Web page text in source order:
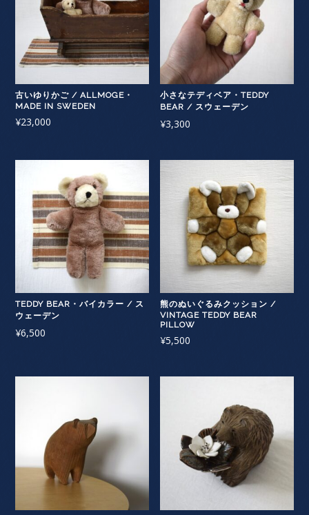
古いゆりかご / ALLMOGE・
MADE IN SWEDEN
¥23,000
小さなテディベア・TEDDY
BEAR / スウェーデン
¥3,300
TEDDY BEAR・バイカラー / ス
ウェーデン
¥6,500
熊のぬいぐるみクッション /
VINTAGE TEDDY BEAR
PILLOW
¥5,500